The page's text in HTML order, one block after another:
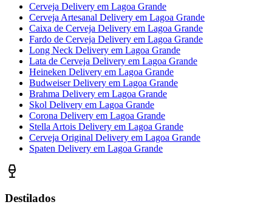
Cerveja Delivery em Lagoa Grande
Cerveja Artesanal Delivery em Lagoa Grande
Caixa de Cerveja Delivery em Lagoa Grande
Fardo de Cerveja Delivery em Lagoa Grande
Long Neck Delivery em Lagoa Grande
Lata de Cerveja Delivery em Lagoa Grande
Heineken Delivery em Lagoa Grande
Budweiser Delivery em Lagoa Grande
Brahma Delivery em Lagoa Grande
Skol Delivery em Lagoa Grande
Corona Delivery em Lagoa Grande
Stella Artois Delivery em Lagoa Grande
Cerveja Original Delivery em Lagoa Grande
Spaten Delivery em Lagoa Grande
Destilados